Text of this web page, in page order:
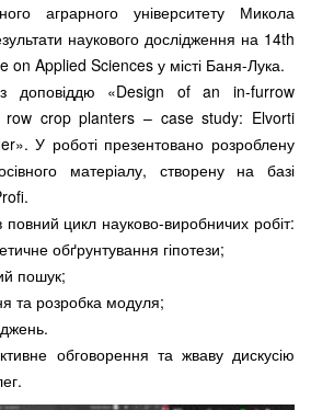
аграрного університету Микола
наукового дослідження на 14th
Applied Sciences у місті Баня-Лука.
доповіддю «Design of an in-furrow
row crop planters – case study: Elvorti
У роботі презентовано розроблену
матеріалу, створену на базі
повний цикл науково-виробничих робіт:
обґрунтування гіпотези;
пошук;
та розробка модуля;
обговорення та жваву дискусію